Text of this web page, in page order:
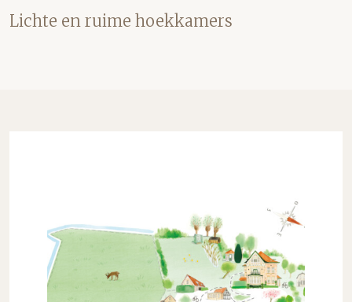
Lichte en ruime hoekkamers